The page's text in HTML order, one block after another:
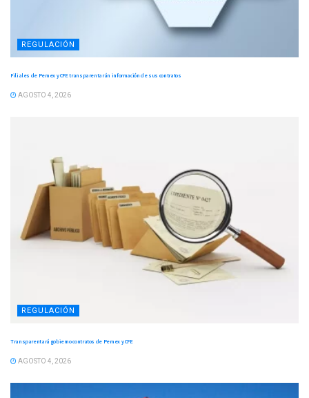
REGULACIÓN
Filiales de Pemex y CFE transparentarán información de sus contratos
AGOSTO 4, 2026
REGULACIÓN
Transparentará gobierno contratos de Pemex y CFE
AGOSTO 4, 2026